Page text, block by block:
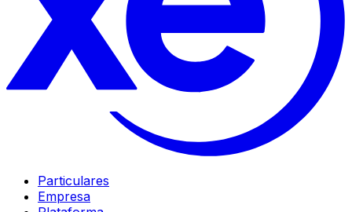
Particulares
Empresa